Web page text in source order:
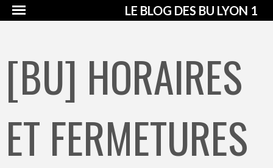
LE BLOG DES BU LYON 1
[BU] HORAIRES
ET FERMETURES